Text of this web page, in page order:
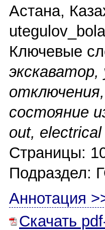
Астана,
Ключевые
состояние
out,
Страницы:
Аннотация
Скачать